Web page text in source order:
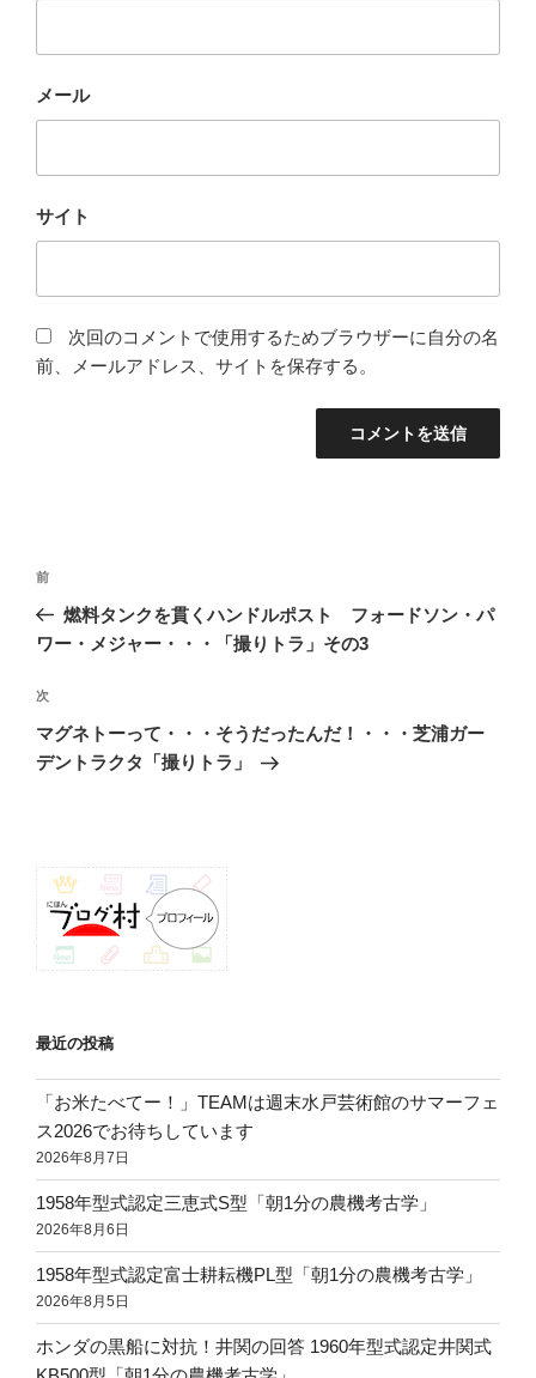
メール
サイト
次回のコメントで使用するためブラウザーに自分の名
前、メールアドレス、サイトを保存する。
投
ナ
ゲ
ー
シ
前
の
投
前
燃料タンクを貫くハンドルポスト フォードソン・パ
ワー・メジャー・・・「撮りトラ」その3
次
の
投
次
マグネトーって・・・そうだったんだ！・・・芝浦ガー
デントラクタ「撮りトラ」
最近の投稿
「お米たべてー！」TEAMは週末水戸芸術館のサマーフェ
ス2026でお待ちしています
2026年8月7日
1958年型式認定三恵式S型「朝1分の農機考古学」
2026年8月6日
1958年型式認定富士耕耘機PL型「朝1分の農機考古学」
2026年8月5日
ホンダの黒船に対抗！井関の回答 1960年型式認定井関式